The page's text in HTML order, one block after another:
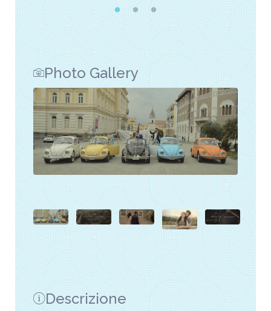
Photo Gallery
Descrizione